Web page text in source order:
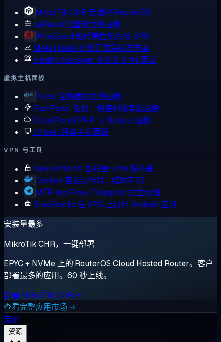
MikroTik CHR 云端的 RouterOS
aaPanel轻量级主机面板
WireGuard 现代高性能内核 VPN
MetaTrader 4 外汇交易标准方案
Hiddify Manager 多协议 VPN 面板
虚拟主机面板
Plesk 全栈虚拟主机面板
FastPanel 免费、快速的服务器面板
CloudPanel PHP 与 Node.js 面板
cPanel经典主机面板
VPN 与工具
OpenVPN AS 自托管 VPN 服务器
Docker 容器运行时，随时可用
MTProto Proxy Telegram 原生代理
BlueStacks 在 VPS 上运行 Android 应用
安装量最多
MikroTik CHR，一键部署
EPYC + NVMe 上的 RouterOS Cloud Hosted Router。客户
部署最多的应用。60 秒上线。
部署 MikroTik CHR →
查看完整应用市场 →
定价